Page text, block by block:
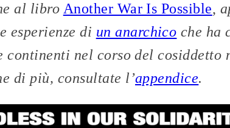
al libro Another War Is Possible,
esperienze di un anarchico che ha
nel corso del cosiddetto
di più, consultate l’appendice.